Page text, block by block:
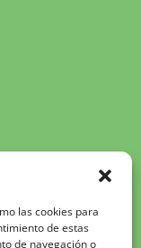
las cookies para
de estas
de navegación o